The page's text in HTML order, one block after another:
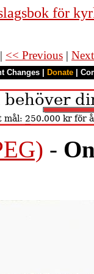
för
| << Previous |
Changes Donate
-